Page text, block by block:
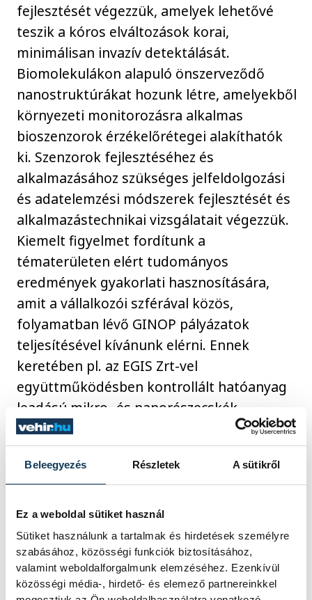
Beleegyezés Részletek A sütikről
Ez a weboldal sütiket használ
Sütiket használunk a tartalmak és hirdetések személyre
szabásához, közösségi funkciók biztosításához,
valamint weboldalforgalmunk elemzéséhez. Ezenkívül
közösségi média-, hirdető- és elemező partnereinkkel
fejlesztését végezzük, amelyek lehetővé
teszik a kóros elváltozások korai,
minimálisan invazív detektálását.
Biomolekulákon alapuló önszerveződő
nanostruktúrákat hozunk létre, amelyekből
környezeti monitorozásra alkalmas
bioszenzorok érzékelőrétegei alakíthatók
ki. Szenzorok fejlesztéséhez és
alkalmazásához szükséges jelfeldolgozási
és adatelemzési módszerek fejlesztését és
alkalmazástechnikai vizsgálatait végezzük.
Kiemelt figyelmet fordítunk a
tématerületen elért tudományos
eredmények gyakorlati hasznosítására,
amit a vállalkozói szférával közös,
folyamatban lévő GINOP pályázatok
teljesítésével kívánunk elérni. Ennek
keretében pl. az EGIS Zrt-vel
együttműködésben kontrollált hatóanyag
leadású mikro- és nanorészecskék
előállításán dolgozunk, míg a Thermofoam
Kft.-vel közösen hőtárolásra képes,
épületszerkezeti elemekbe integrálható
nano- és mikrokapszulák fejlesztését
végezzük.” – mondta el Dr. Vonderviszt
Ferenc rektorhelyettes, a kutatás szakmai
vezetője.